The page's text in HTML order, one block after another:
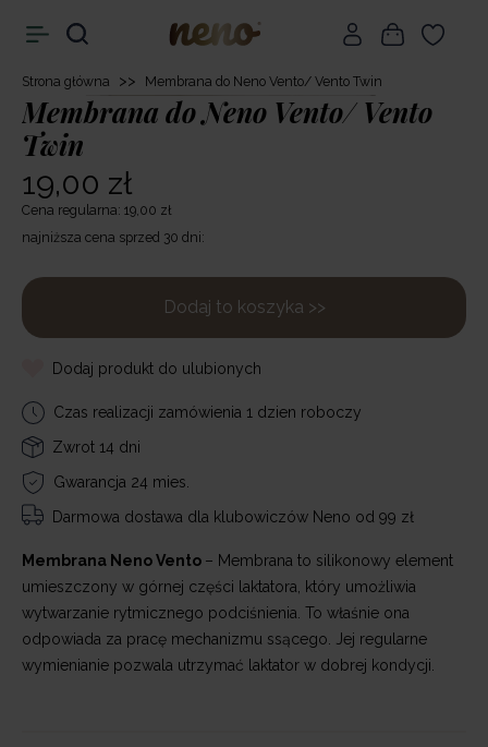
Strona główna >> Membrana do Neno Vento/ Vento Twin
Membrana do Neno Vento/ Vento
Twin
19,00 zł
Cena regularna: 19,00 zł
najniższa cena sprzed 30 dni:
Dodaj to koszyka >>
Dodaj produkt do ulubionych
Czas realizacji zamówienia 1 dzien roboczy
Zwrot 14 dni
Gwarancja 24 mies.
Darmowa dostawa dla klubowiczów Neno od 99 zł
Membrana Neno Vento – Membrana to silikonowy element
umieszczony w górnej części laktatora, który umożliwia
wytwarzanie rytmicznego podciśnienia. To właśnie ona
odpowiada za pracę mechanizmu ssącego. Jej regularne
wymienianie pozwala utrzymać laktator w dobrej kondycji.